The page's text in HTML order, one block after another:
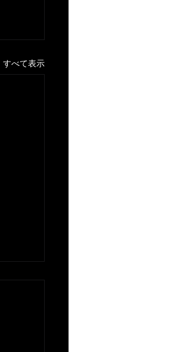
すべて表示